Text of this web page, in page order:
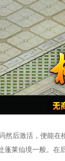
后激活，便能在
莱仙境一般。在